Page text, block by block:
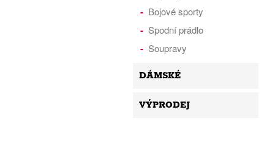
Bojové sporty
Spodní prádlo
Soupravy
DÁMSKÉ
VÝPRODEJ